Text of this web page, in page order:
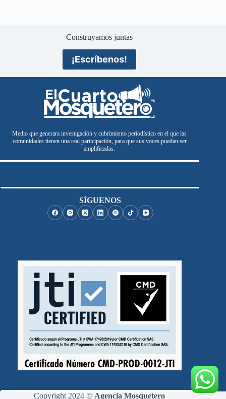
Construyamos juntas
¡Escríbenos!
Medio que generara investigación y cubrimiento periodístico en el que las
comunidades tienen una real participación, para que sus voces puedan ser
amplificadas.
SÍGUENOS
Copyright 2024 © Agencia Mosquetero